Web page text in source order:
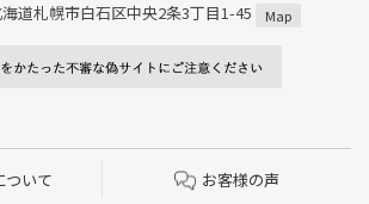
道札幌市白石区中央2条3丁目1-45
Map
ついて お客様の声